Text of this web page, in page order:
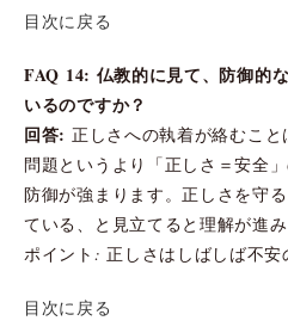
目次に戻る
FAQ 14: 仏教的に見て、防御的
いるのですか？
回答: 正しさへの執着が絡むこ
問題というより「正しさ＝安全
防御が強まります。正しさを守
ている、と見立てると理解が進み
ポイント: 正しさはしばしば不安
目次に戻る